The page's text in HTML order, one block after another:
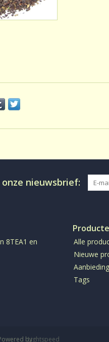
nieuwsbrief:
8TEA1 en
Alle
Nieuwe
Tags
by
Lightspeed